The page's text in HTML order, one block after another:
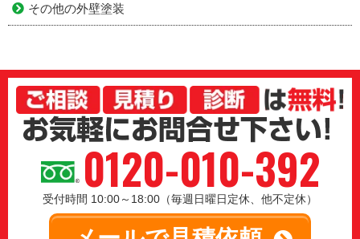
その他の外壁塗装
0120-010-392
受付時間 10:00～18:00（毎週日曜日定休、他不定休）